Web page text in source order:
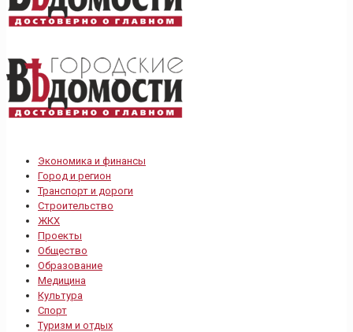
Экономика и финансы
Город и регион
Транспорт и дороги
Строительство
ЖКХ
Проекты
Общество
Образование
Медицина
Культура
Спорт
Туризм и отдых